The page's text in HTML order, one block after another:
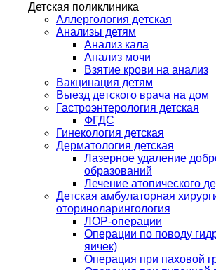
Детская поликлиника
Аллергология детская
Анализы детям
Анализ кала
Анализ мочи
Взятие крови на анализ
Вакцинация детям
Выезд детского врача на дом
Гастроэнтерология детская
ФГДС
Гинекология детская
Дерматология детская
Лазерное удаление
образований
Лечение атопического
Детская амбулаторная
оториноларингология
ЛОР-операции
Операции по поводу
яичек)
Операция при паховой